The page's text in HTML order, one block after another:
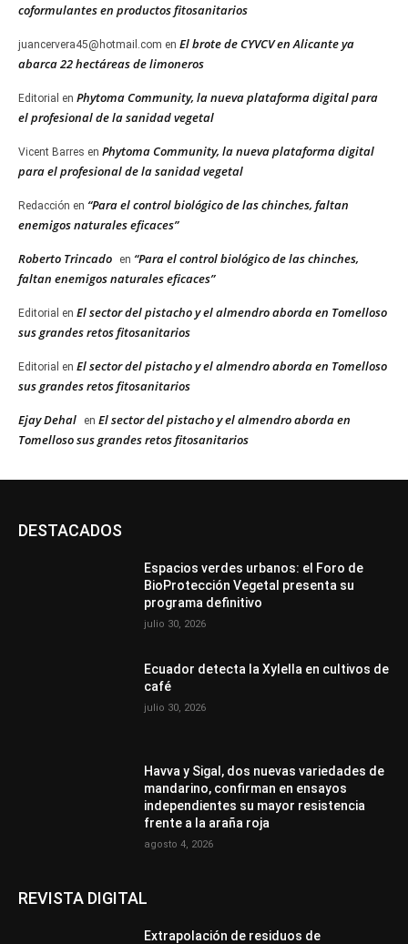
coformulantes en productos fitosanitarios
juancervera45@hotmail.com en El brote de CYVCV en Alicante ya
abarca 22 hectáreas de limoneros
Editorial en Phytoma Community, la nueva plataforma digital para
el profesional de la sanidad vegetal
Vicent Barres en Phytoma Community, la nueva plataforma digital
para el profesional de la sanidad vegetal
Redacción en “Para el control biológico de las chinches, faltan
enemigos naturales eficaces”
Roberto Trincado en “Para el control biológico de las chinches,
faltan enemigos naturales eficaces”
Editorial en El sector del pistacho y el almendro aborda en Tomelloso
sus grandes retos fitosanitarios
Editorial en El sector del pistacho y el almendro aborda en Tomelloso
sus grandes retos fitosanitarios
Ejay Dehal en El sector del pistacho y el almendro aborda en
Tomelloso sus grandes retos fitosanitarios
DESTACADOS
Espacios verdes urbanos: el Foro de
BioProtección Vegetal presenta su
programa definitivo
julio 30, 2026
Ecuador detecta la Xylella en cultivos de
café
julio 30, 2026
Havva y Sigal, dos nuevas variedades de
mandarino, confirman en ensayos
independientes su mayor resistencia
frente a la araña roja
agosto 4, 2026
REVISTA DIGITAL
Extrapolación de residuos de